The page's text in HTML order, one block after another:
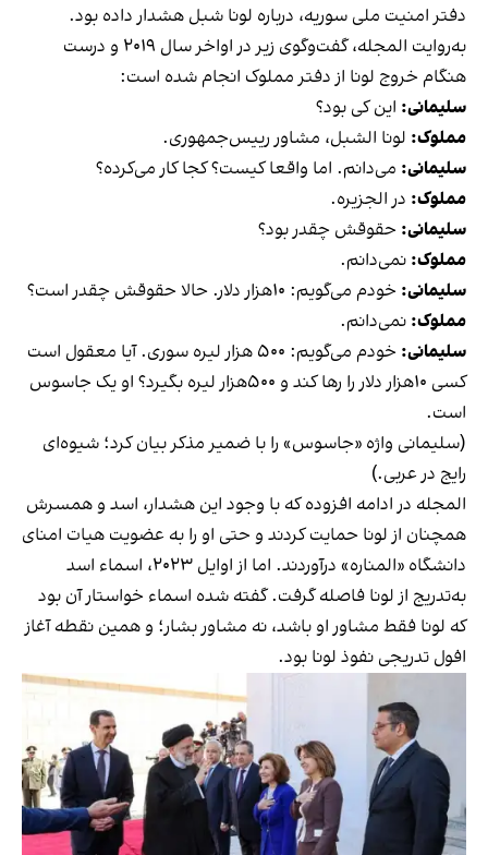
دفتر امنیت ملی سوریه، درباره لونا شبل هشدار داده بود.
به‌روایت المجله، گفت‌وگوی زیر در اواخر سال ۲۰۱۹ و درست
هنگام خروج لونا از دفتر مملوک انجام شده است:
سلیمانی: این کی بود؟
مملوک: لونا الشبل، مشاور رییس‌جمهوری.
سلیمانی: می‌دانم. اما واقعا کیست؟ کجا کار می‌کرده؟
مملوک: در الجزیره.
سلیمانی: حقوقش چقدر بود؟
مملوک: نمی‌دانم.
سلیمانی: خودم می‌گویم: ۱۰هزار دلار. حالا حقوقش چقدر است؟
مملوک: نمی‌دانم.
سلیمانی:
خودم می‌گویم: ۵۰۰ هزار لیره سوری. آیا معقول است
کسی ۱۰هزار دلار را رها کند و ۵۰۰هزار لیره بگیرد؟ او یک جاسوس
است.
(سلیمانی واژه «جاسوس» را با ضمیر مذکر بیان کرد؛ شیوه‌ای
رایج در عربی.)
المجله در ادامه افزوده که با وجود این هشدار، اسد و همسرش
همچنان از لونا حمایت کردند و حتی او را به عضویت هیات امنای
دانشگاه «المناره» درآوردند. اما از اوایل ۲۰۲۳، اسماء اسد
به‌تدریج از لونا فاصله گرفت. گفته شده اسماء خواستار آن بود
که لونا فقط مشاور او باشد، نه مشاور بشار؛ و همین نقطه آغاز
افول تدریجی نفوذ لونا بود.